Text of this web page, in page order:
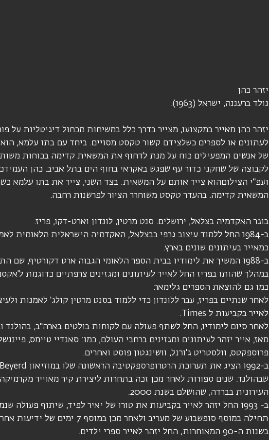
יזהר כהן
נולד ברעננה, ישראל (1963).
יזהר כהן מאייר במקצועו, מצייר בדרך כלל במשיחות מכחול דיגיטליות על
לעתונים או לספרים כשלצידם קשור טקסט מסויים. ביחד עם בתו עלמא,
של אנשים המפעילים כוח על מנת לדחוף את המשאית קדימה בכוחות
לקבוצה של שחקני כדור עף שפגש באקראי בחוף הים בתל אביב. כהן
ועפ"י הצילוםהוא צייר אותם על המשאית. בצד השני, צייר את בתו עלמא
המשאית קדימה. בהעדר טקסט משוחרר הציור לפרשנות רחבה.
בוגר האקדמיה בצלאל, ירושלים. סנט מרטין, לונדון וארט-דקו, פריז.
ב-1984 החל ללמוד עיצוב גרפי בבצלאל, האקדמיה הישראלית הלאומית
כמאייר בעיתונים שונים בארץ.
ב-1988 המשיך את לימודיו בבית הספר הלאומי הגבוה ארט דקורטיף, שם התמחה בתחריט והדפס.
במהלך שהותו בפריז החל לאייר לעיתונים ומגזינים צרפתיים כדוגמת
כמו גם להוצאת הספרים גלימאר.
לאחר שנתיים בפריז, עבר ללונדון כדי ללמוד בסנט מרטין קולג' לאמנות
לאייר בקביעות ל Times.
לאחר סיום לימודיו, החל לשתף פעולה עם לקוחות בולטים בארה"ב, בהולנד
מאז, אייר יזהר לעיתונים ומגזינים ברחבי העולם, כמו: סאנדיי טיימס,
פרוספקטס, וולסטריט ג'ורנל, וושינגטון פוסט ואחרים.
שבהולנד. שנים ספורות לאחר מכן זכה בתחרות ליצירת קיר מאוייר
העירונית בברדה, שהושלם בשנת 2000.
תחילה במוסף סופשבוע של מעריב ולאחר מכן במוסף 7 ימים של ידיעות אחרונות.
בשנות ה-90 המאוחרות, החל יזהר לאייר ספרי ילדים.